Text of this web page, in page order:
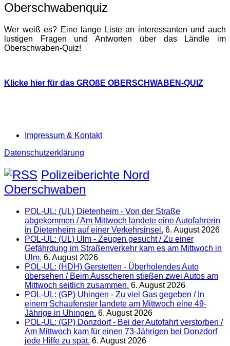
Oberschwabenquiz
Wer weiß es? Eine lange Liste an interessanten und auch
lustigen Fragen und Antworten über das Ländle im
Oberschwaben-Quiz!
Klicke hier für das GROßE OBERSCHWABEN-QUIZ
Impressum & Kontakt
Datenschutzerklärung
Polizeiberichte Nord
Oberschwaben
POL-UL: (UL) Dietenheim - Von der Straße
abgekommen / Am Mittwoch landete eine Autofahrerin
in Dietenheim auf einer Verkehrsinsel. 6. August 2026
POL-UL: (UL) Ulm - Zeugen gesucht / Zu einer
Gefährdung im Straßenverkehr kam es am Mittwoch in
Ulm. 6. August 2026
POL-UL: (HDH) Gerstetten - Überholendes Auto
übersehen / Beim Ausscheren stießen zwei Autos am
Mittwoch seitlich zusammen. 6. August 2026
POL-UL: (GP) Uhingen - Zu viel Gas gegeben / In
einem Schaufenster landete am Mittwoch eine 49-
Jährige in Uhingen. 6. August 2026
POL-UL: (GP) Donzdorf - Bei der Autofahrt verstorben /
Am Mittwoch kam für einen 73-Jährigen bei Donzdorf
jede Hilfe zu spät. 6. August 2026